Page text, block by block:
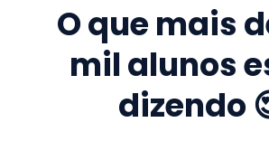
O que mais
mil alunos
dizendo